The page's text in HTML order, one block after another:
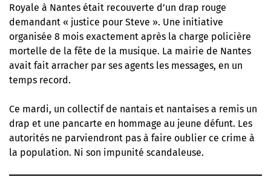
Royale à Nantes était recouverte d’un drap rouge
demandant « justice pour Steve ». Une initiative
organisée 8 mois exactement après la charge policière
mortelle de la fête de la musique. La mairie de Nantes
avait fait arracher par ses agents les messages, en un
temps record.
Ce mardi, un collectif de nantais et nantaises a remis un
drap et une pancarte en hommage au jeune défunt. Les
autorités ne parviendront pas à faire oublier ce crime à
la population. Ni son impunité scandaleuse.